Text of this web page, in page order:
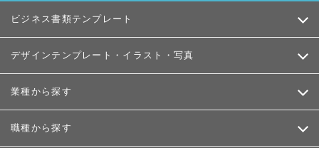
ビジネス書類テンプレート
デザインテンプレート・イラスト・写真
業種から探す
職種から探す